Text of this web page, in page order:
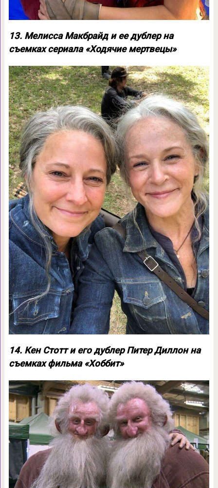
13. Мелисса Макбрайд и ее дублер на
съемках сериала «Ходячие мертвецы»
14. Кен Стотт и его дублер Питер Диллон на
съемках фильма «Хоббит»